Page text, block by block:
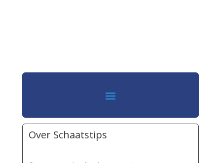
Over Schaatstips